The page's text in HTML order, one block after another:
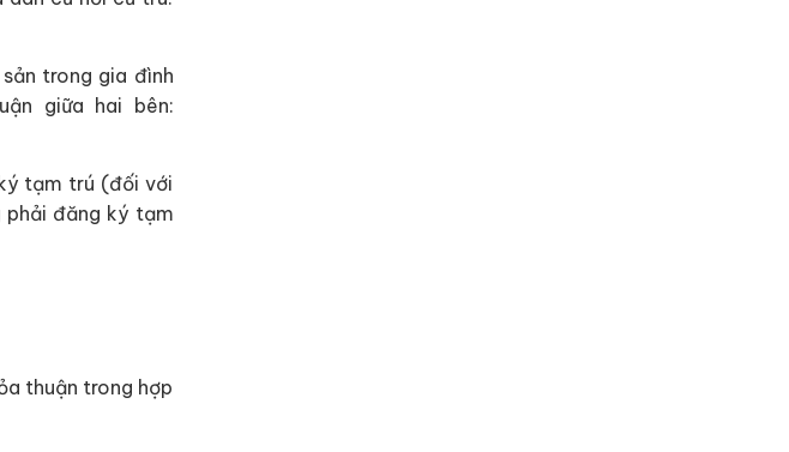
trong gia đình
giữa hai bên:
tạm trú (đối với
phải đăng ký tạm
thuận trong hợp